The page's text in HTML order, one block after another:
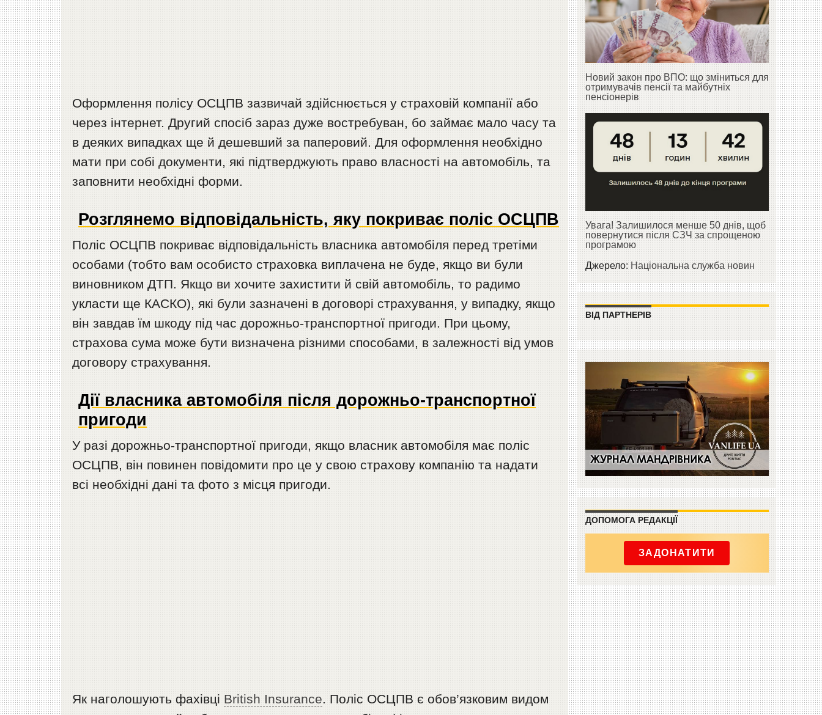
Оформлення полісу ОСЦПВ зазвичай здійснюється у страховій компанії або
через інтернет. Другий спосіб зараз дуже востребуван, бо займає мало часу та
в деяких випадках ще й дешевший за паперовий. Для оформлення необхідно
мати при собі документи, які підтверджують право власності на автомобіль, та
заповнити необхідні форми.
Розглянемо відповідальність, яку покриває поліс ОСЦПВ
Поліс ОСЦПВ покриває відповідальність власника автомобіля перед третіми
особами (тобто вам особисто страховка виплачена не буде, якщо ви були
виновником ДТП. Якщо ви хочите захистити й свій автомобіль, то радимо
укласти ще КАСКО), які були зазначені в договорі страхування, у випадку, якщо
він завдав їм шкоду під час дорожньо-транспортної пригоди. При цьому,
страхова сума може бути визначена різними способами, в залежності від умов
договору страхування.
Дії власника автомобіля після дорожньо-транспортної
пригоди
У разі дорожньо-транспортної пригоди, якщо власник автомобіля має поліс
ОСЦПВ, він повинен повідомити про це у свою страхову компанію та надати
всі необхідні дані та фото з місця пригоди.
Як наголошують фахівці British Insurance. Поліс ОСЦПВ є обов’язковим видом
Новий закон про ВПО: що зміниться для
отримувачів пенсії та майбутніх
пенсіонерів
Увага! Залишилося менше 50 днів, щоб
повернутися після СЗЧ за спрощеною
програмою
Джерело:Національна служба новин
ВІД ПАРТНЕРІВ
ДОПОМОГА РЕДАКЦІЇ
ЗАДОНАТИТИ